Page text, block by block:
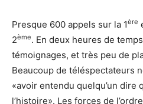
Presque 600 appels sur la 1ère
2ème. En deux heures de
témoignages, et très peu de
Beaucoup de téléspectateurs
«avoir entendu quelqu’un dire
l’histoire». Les forces de